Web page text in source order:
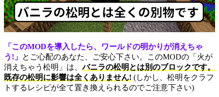
「このMODを導入したら、ワールドの明かりが消えちゃ
う!」 とご心配のあなた、ご安心下さい。このMODの「火が
消えちゃう松明」は、バニラの松明とは別のブロックです。
既存の松明に影響は全くありません! (しかし、松明をクラフ
トするレシピが全て置き換えられるのでご注意下さい)